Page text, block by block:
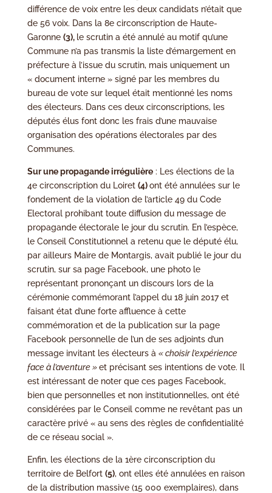
différence de voix entre les deux candidats n’était que
de 56 voix. Dans la 8e circonscription de Haute-
Garonne (3), le scrutin a été annulé au motif qu’une
Commune n’a pas transmis la liste d’émargement en
préfecture à l’issue du scrutin, mais uniquement un
« document interne » signé par les membres du
bureau de vote sur lequel était mentionné les noms
des électeurs. Dans ces deux circonscriptions, les
députés élus font donc les frais d’une mauvaise
organisation des opérations électorales par des
Communes.
Sur une propagande irrégulière: Les élections de la
4e circonscription du Loiret (4)ont été annulées sur le
fondement de la violation de l’article 49 du Code
Electoral prohibant toute diffusion du message de
propagande électorale le jour du scrutin. En l’espèce,
le Conseil Constitutionnel a retenu que le député élu,
par ailleurs Maire de Montargis, avait publié le jour du
scrutin, sur sa page Facebook, une photo le
représentant prononçant un discours lors de la
cérémonie commémorant l’appel du 18 juin 2017 et
faisant état d’une forte affluence à cette
commémoration et de la publication sur la page
Facebook personnelle de l’un de ses adjoints d’un
message invitant les électeurs à « choisir l’expérience
face à l’aventure »et précisant ses intentions de vote. Il
est intéressant de noter que ces pages Facebook,
bien que personnelles et non institutionnelles, ont été
considérées par le Conseil comme ne revêtant pas un
caractère privé « au sens des règles de confidentialité
de ce réseau social ».
Enfin, les élections de la 1ère circonscription du
territoire de Belfort (5), ont elles été annulées en raison
de la distribution massive (15 000 exemplaires), dans